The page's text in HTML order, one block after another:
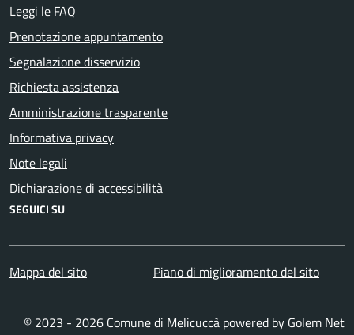
Leggi le FAQ
Prenotazione appuntamento
Segnalazione disservizio
Richiesta assistenza
Amministrazione trasparente
Informativa privacy
Note legali
Dichiarazione di accessibilità
SEGUICI SU
Mappa del sito Piano di miglioramento del sito
© 2023 - 2026 Comune di Melicuccà powered by Golem Net